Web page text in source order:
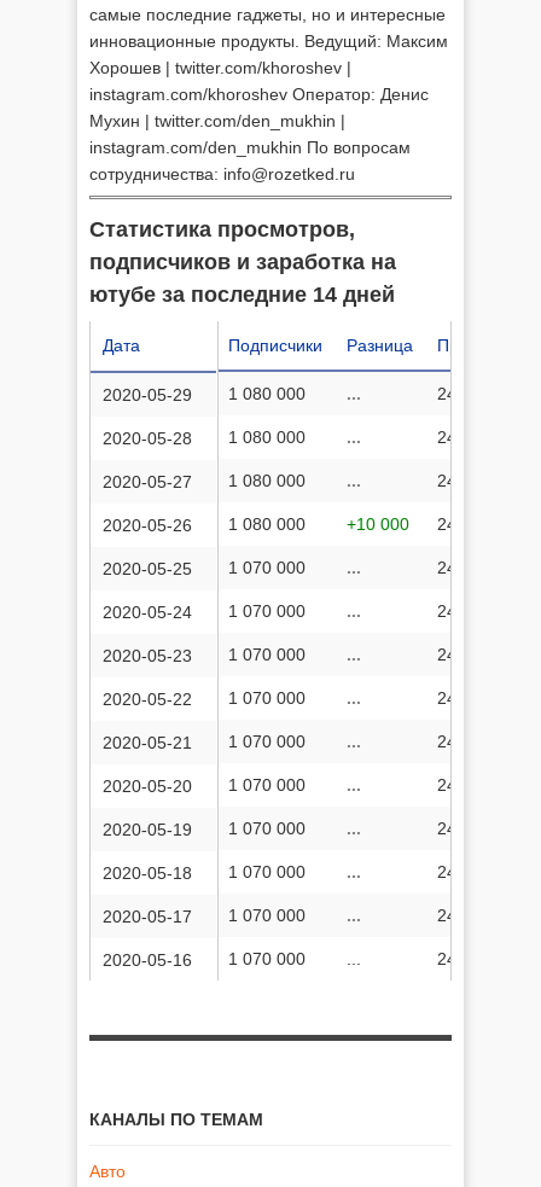
самые последние гаджеты, но и интересные
инновационные продукты. Ведущий: Максим
Хорошев | twitter.com/khoroshev |
instagram.com/khoroshev Оператор: Денис
Мухин | twitter.com/den_mukhin |
instagram.com/den_mukhin По вопросам
сотрудничества: info@rozetked.ru
Статистика просмотров,
подписчиков и заработка на
ютубе за последние 14 дней
Подписчики Разница Просмотров
1 080 000 ... 247 796 821
1 080 000 ... 247 372 762
1 080 000 ... 247 164 981
1 080 000 +10 000 246 967 135
1 070 000 ... 246 603 838
1 070 000 ... 246 389 369
1 070 000 ... 246 235 751
1 070 000 ... 246 052 529
1 070 000 ... 245 813 998
1 070 000 ... 245 625 241
1 070 000 ... 245 475 395
1 070 000 ... 245 369 943
1 070 000 ... 245 207 952
1 070 000 ... 245 050 769
Дата
2020-05-29
2020-05-28
2020-05-27
2020-05-26
2020-05-25
2020-05-24
2020-05-23
2020-05-22
2020-05-21
2020-05-20
2020-05-19
2020-05-18
2020-05-17
2020-05-16
КАНАЛЫ ПО ТЕМАМ
Авто